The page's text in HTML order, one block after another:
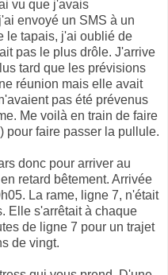
vu que j'avais
envoyé un SMS à un
le tapais, j'ai oublié de
pas le plus drôle. J'arrive
tard que les prévisions
réunion mais elle avait
pas été prévenus
Me voilà en train de faire
pour faire passer la pullule.
donc pour arriver au
retard bêtement. Arrivée
La rame, ligne 7, n'était
Elle s'arrêtait à chaque
de ligne 7 pour un trajet
de vingt.